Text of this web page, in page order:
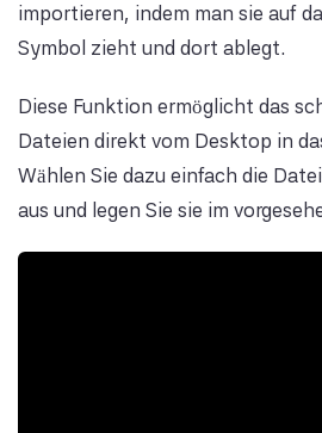
importieren, indem man sie auf
Symbol zieht und dort ablegt.
Diese Funktion ermöglicht das
Dateien direkt vom Desktop in
Wählen Sie dazu einfach die
aus und legen Sie sie im